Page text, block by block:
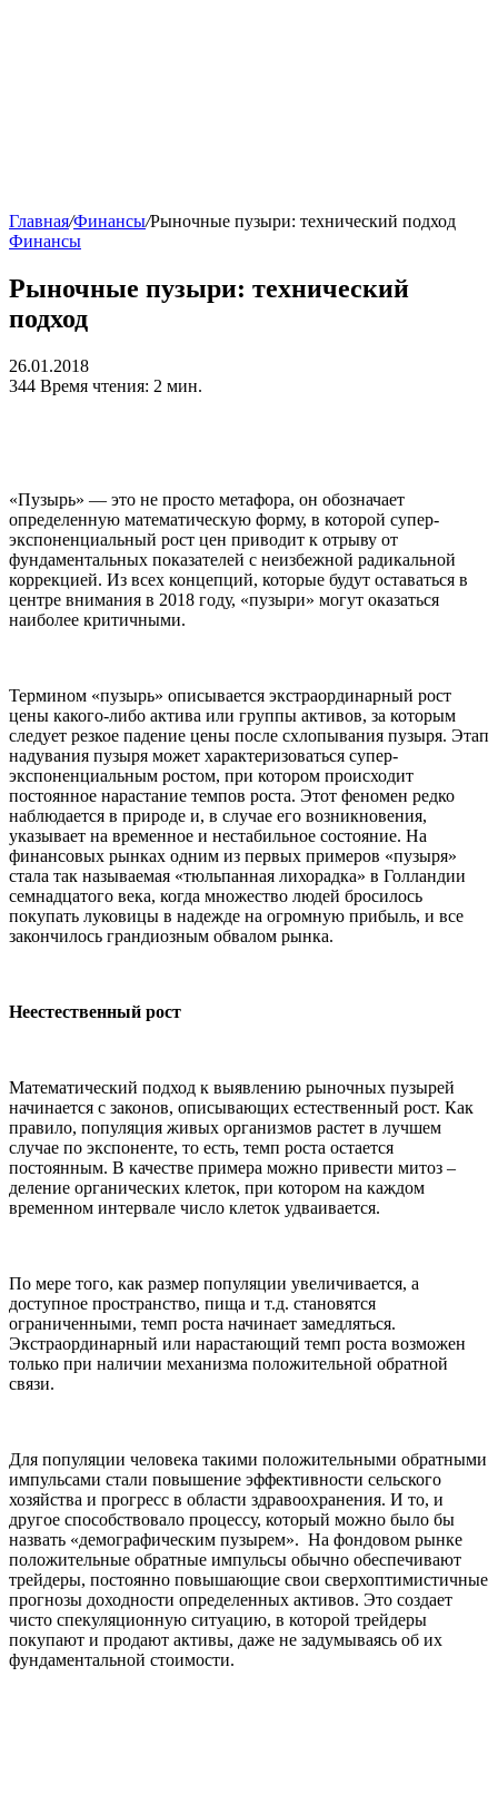
Главная/Финансы/Рыночные пузыри: технический подход
Финансы
Рыночные пузыри: технический
подход
26.01.2018
344 Время чтения: 2 мин.
«Пузырь» — это не просто метафора, он обозначает
определенную математическую форму, в которой супер-
экспоненциальный рост цен приводит к отрыву от
фундаментальных показателей с неизбежной радикальной
коррекцией. Из всех концепций, которые будут оставаться в
центре внимания в 2018 году, «пузыри» могут оказаться
наиболее критичными.
Термином «пузырь» описывается экстраординарный рост
цены какого-либо актива или группы активов, за которым
следует резкое падение цены после схлопывания пузыря. Этап
надувания пузыря может характеризоваться супер-
экспоненциальным ростом, при котором происходит
постоянное нарастание темпов роста. Этот феномен редко
наблюдается в природе и, в случае его возникновения,
указывает на временное и нестабильное состояние. На
финансовых рынках одним из первых примеров «пузыря»
стала так называемая «тюльпанная лихорадка» в Голландии
семнадцатого века, когда множество людей бросилось
покупать луковицы в надежде на огромную прибыль, и все
закончилось грандиозным обвалом рынка.
Неестественный рост
Математический подход к выявлению рыночных пузырей
начинается с законов, описывающих естественный рост. Как
правило, популяция живых организмов растет в лучшем
случае по экспоненте, то есть, темп роста остается
постоянным. В качестве примера можно привести митоз –
деление органических клеток, при котором на каждом
временном интервале число клеток удваивается.
По мере того, как размер популяции увеличивается, а
доступное пространство, пища и т.д. становятся
ограниченными, темп роста начинает замедляться.
Экстраординарный или нарастающий темп роста возможен
только при наличии механизма положительной обратной
связи.
Для популяции человека такими положительными обратными
импульсами стали повышение эффективности сельского
хозяйства и прогресс в области здравоохранения. И то, и
другое способствовало процессу, который можно было бы
назвать «демографическим пузырем». На фондовом рынке
положительные обратные импульсы обычно обеспечивают
трейдеры, постоянно повышающие свои сверхоптимистичные
прогнозы доходности определенных активов. Это создает
чисто спекуляционную ситуацию, в которой трейдеры
покупают и продают активы, даже не задумываясь об их
фундаментальной стоимости.